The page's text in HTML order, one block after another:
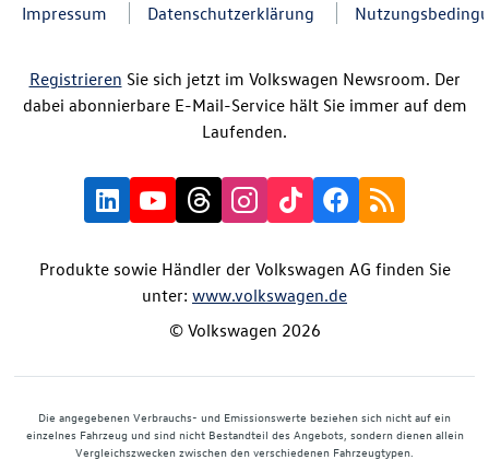
Impressum Datenschutzerklärung
Registrieren Sie sich jetzt im Volkswagen Newsroom. Der
dabei abonnierbare E-Mail-Service hält Sie immer auf dem
Laufenden.
Produkte sowie Händler der Volkswagen AG finden Sie
unter: www.volkswagen.de
© Volkswagen 2026
Die angegebenen Verbrauchs- und Emissionswerte beziehen sich nicht auf ein
einzelnes Fahrzeug und sind nicht Bestandteil des Angebots, sondern dienen allein
Vergleichszwecken zwischen den verschiedenen Fahrzeugtypen.